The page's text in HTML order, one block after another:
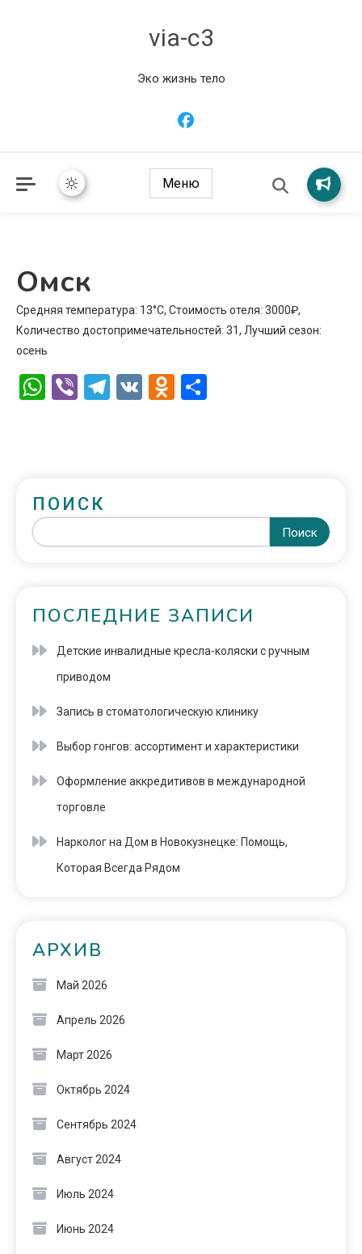
via-c3
Эко жизнь тело
Меню
Омск
Средняя температура: 13°C, Стоимость отеля: 3000₽,
Количество достопримечательностей: 31, Лучший сезон:
осень
WhatsApp
ViberTelegram
VK Odnoklassniki
ПОИСК
Поиск
ПОСЛЕДНИЕ ЗАПИСИ
Детские инвалидные кресла-коляски с ручным
приводом
Запись в стоматологическую клинику
Выбор гонгов: ассортимент и характеристики
Оформление аккредитивов в международной
торговле
Нарколог на Дом в Новокузнецке: Помощь,
Которая Всегда Рядом
АРХИВ
Май 2026
Апрель 2026
Март 2026
Октябрь 2024
Сентябрь 2024
Август 2024
Июль 2024
Июнь 2024